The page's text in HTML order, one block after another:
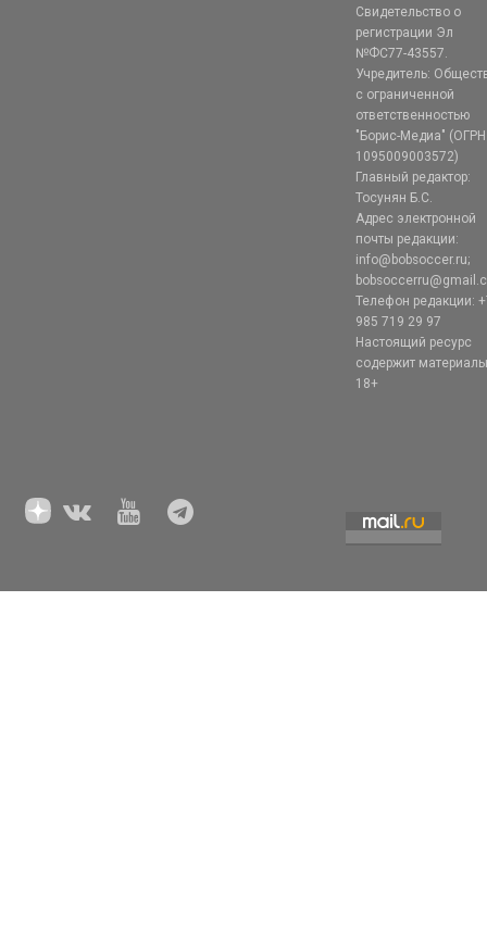
Свидетельство о
регистрации Эл
№ФС77-43557.
Учредитель:
с ограниченной
ответственностью
"Борис-Медиа" (ОГРН
1095009003572)
Главный редактор:
Тосунян Б.С.
Адрес электронной
почты редакции:
info@bobsoccer.ru;
Телефон редакции:
985 719 29 97
Настоящий ресурс
содержит
18+